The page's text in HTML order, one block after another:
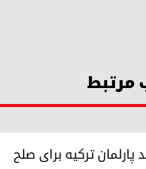
مرتبط
پارلمان ترکیه برای صلح